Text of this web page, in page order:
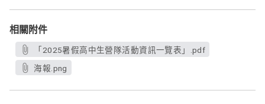
相關附件
「2025暑假高中生營隊活動資訊一覽表」.pdf
海報.png